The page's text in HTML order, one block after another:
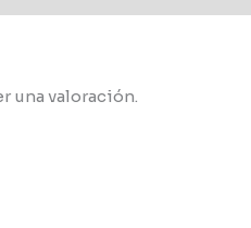
una valoración.